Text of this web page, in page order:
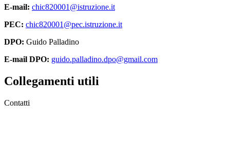
E-mail: chic820001@istruzione.it
PEC: chic820001@pec.istruzione.it
DPO: Guido Palladino
E-mail DPO: guido.palladino.dpo@gmail.com
Collegamenti utili
Contatti